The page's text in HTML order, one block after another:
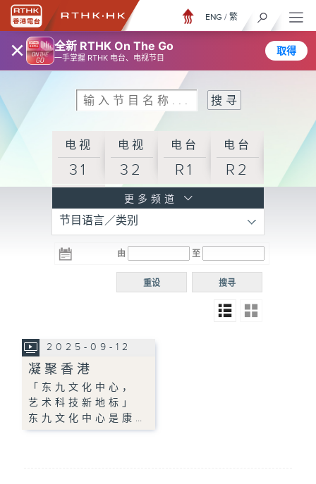
× 全新 RTHK On The Go
一手掌握 RTHK 电台、电视节目
取得
ENG / 繁
电视
31
电视
32
电台
R1
电台
R2
R3
电台 电台
R5
电台
普通
更多频道
节目语言／类别
由 至
搜寻
重设
2025-09-12
凝聚香港
「东九文化中心，
艺术科技新地标」
东九文化中心是康…